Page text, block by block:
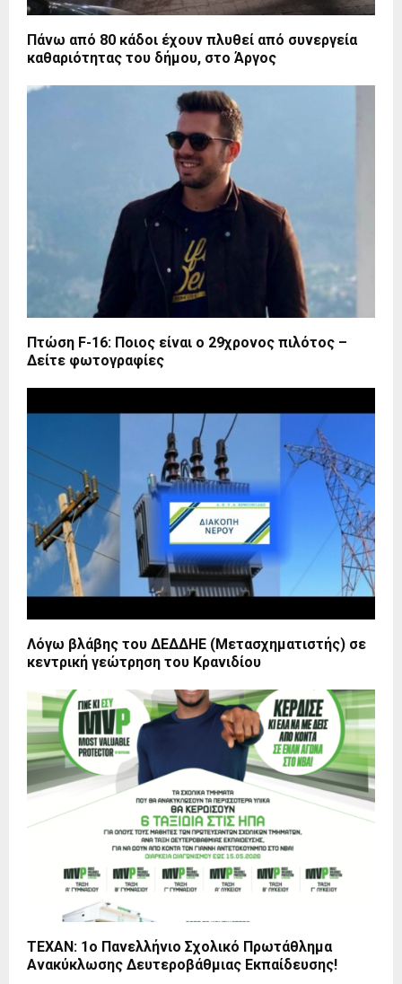
Πάνω από 80 κάδοι έχουν πλυθεί από συνεργεία
καθαριότητας του δήμου, στο Άργος
Πτώση F-16: Ποιος είναι ο 29χρονος πιλότος –
Δείτε φωτογραφίες
Λόγω βλάβης του ΔΕΔΔΗΕ (Μετασχηματιστής) σε
κεντρική γεώτρηση του Κρανιδίου
ΤΕΧΑΝ: 1ο Πανελλήνιο Σχολικό Πρωτάθλημα
Ανακύκλωσης Δευτεροβάθμιας Εκπαίδευσης!